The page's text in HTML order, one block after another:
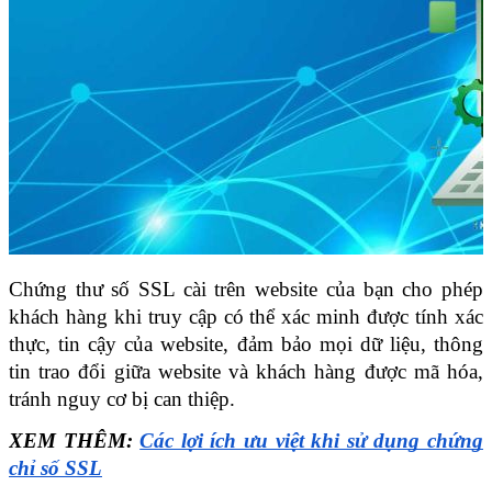
Chứng thư số SSL cài trên website của bạn cho phép
khách hàng khi truy cập có thể xác minh được tính xác
thực, tin cậy của website, đảm bảo mọi dữ liệu, thông
tin trao đổi giữa website và khách hàng được mã hóa,
tránh nguy cơ bị can thiệp.
XEM THÊM: Các lợi ích ưu việt khi sử dụng chứng
chỉ số SSL